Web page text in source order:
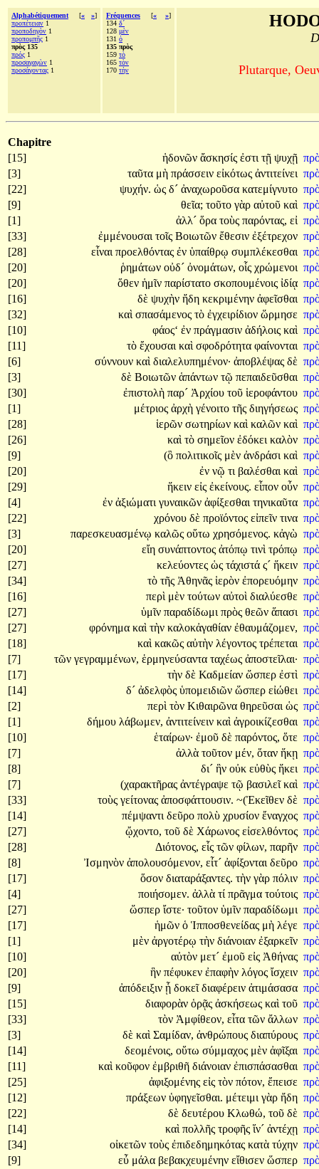
Alphabétiquement [« »]
προπέτειαν 1
προποδηγὸν 1
προπομπῆς 1
πρὸς 135
πρός 1
προσαγαγὼν 1
προσάγοντας 1
Fréquences [« »]
134 δ´
128 μὲν
131 ὁ
135 πρὸς
159 τὸ
165 τὸν
170 τὴν Plutarque,
Chapitre
[15]
ἡδονῶν ἄσκησίς ἐστι τῇ ψυχῇ
[3]
ταῦτα μὴ πράσσειν εἰκότως ἀντιτείνει
[22]
ψυχήν. ὡς δ´ ἀναχωροῦσα κατεμίγνυτο
[9]
θεῖα; τοῦτο γὰρ αὐτοῦ καὶ
[1]
ἀλλ´ ὅρα τοὺς παρόντας, εἰ
[33]
ἐμμένουσαι τοῖς Βοιωτῶν ἔθεσιν ἐξέτρεχον
[28]
εἶναι προελθόντας ἐν ὑπαίθρῳ συμπλέκεσθαι
[20]
ῥημάτων οὐδ´ ὀνομάτων, οἷς χρώμενοι
[20]
ὅθεν ἡμῖν παρίστατο σκοπουμένοις ἰδίᾳ
[16]
δὲ ψυχὴν ἤδη κεκριμένην ἀφεῖσθαι
[32]
καὶ σπασάμενος τὸ ἐγχειρίδιον ὥρμησε
[10]
φάος‘ ἐν πράγμασιν ἀδήλοις καὶ
[11]
τὸ ἔχουσαι καὶ σφοδρότητα φαίνονται
[6]
σύννουν καὶ διαλελυπημένον· ἀποβλέψας δὲ
[3]
δὲ Βοιωτῶν ἁπάντων τῷ πεπαιδεῦσθαι
[30]
ἐπιστολὴ παρ´ Ἀρχίου τοῦ ἱεροφάντου
[1]
μέτριος ἀρχὴ γένοιτο τῆς διηγήσεως
[28]
ἱερῶν σωτηρίων καὶ καλῶν καὶ
[26]
καὶ τὸ σημεῖον ἐδόκει καλὸν
[9]
(ὃ πολιτικοῖς μὲν ἀνδράσι καὶ
[20]
ἐν νῷ τι βαλέσθαι καὶ
[29]
ἥκειν εἰς ἐκείνους. εἶπον οὖν
[4]
ἐν ἀξιώματι γυναικῶν ἀφίξεσθαι τηνικαῦτα
[22]
χρόνου δὲ προϊόντος εἰπεῖν τινα
[3]
παρεσκευασμένῳ καλῶς οὕτω χρησόμενος. κἀγὼ
[20]
εἴη συνάπτοντος ἀτόπῳ τινὶ τρόπῳ
[27]
κελεύοντες ὡς τάχιστά ς´ ἥκειν
[34]
τὸ τῆς Ἀθηνᾶς ἱερὸν ἐπορευόμην
[16]
περὶ μὲν τούτων αὐτοὶ διαλύεσθε
[27]
ὑμῖν παραδίδωμι πρὸς θεῶν ἅπασι
[27]
φρόνημα καὶ τὴν καλοκἀγαθίαν ἐθαυμάζομεν,
[18]
καὶ κακῶς αὐτὴν λέγοντος τρέπεται
[7]
τῶν γεγραμμένων, ἑρμηνεύσαντα ταχέως ἀποστεῖλαι·
[17]
τὴν δὲ Καδμείαν ὥσπερ ἐστὶ
[14]
δ´ ἀδελφὸς ὑπομειδιῶν ὥσπερ εἰώθει
[2]
περὶ τὸν Κιθαιρῶνα θηρεῦσαι ὡς
[1]
δήμου λάβωμεν, ἀντιτείνειν καὶ ἀγροικίζεσθαι
[10]
ἑταίρων· ἐμοῦ δὲ παρόντος, ὅτε
[7]
ἀλλὰ τοῦτον μέν, ὅταν ἥκῃ
[8]
δι´ ἣν οὐκ εὐθὺς ἥκει
[7]
(χαρακτῆρας ἀντέγραψε τῷ βασιλεῖκαὶ
[33]
τοὺς γείτονας ἀποσφάττουσιν. ~(Ἐκεῖθεν δὲ
[14]
πέμψαντι δεῦρο πολὺ χρυσίον ἔναγχος
[27]
ᾤχοντο, τοῦ δὲ Χάρωνος εἰσελθόντος
[28]
Διότονος, εἷς τῶν φίλων, παρῆν
[8]
Ἰσμηνὸν ἀπολουσόμενον, εἶτ´ ἀφίξονται δεῦρο
[17]
ὅσον διαταράξαντες. τὴν γὰρ πόλιν
[4]
ποιήσομεν. ἀλλὰ τί πρᾶγμα τούτοις
[27]
ὥσπερ ἴστε· τοῦτον ὑμῖν παραδίδωμι
[17]
ἡμῶν ὁ Ἱπποσθενείδας μὴ λέγε
[1]
μὲν ἀργοτέρῳ τὴν διάνοιαν ἐξαρκεῖν
[10]
αὐτὸν μετ´ ἐμοῦ εἰς Ἀθήνας
[20]
ἣν πέφυκεν ἐπαφὴν λόγος ἴσχειν
[9]
ἀπόδειξιν ᾗ δοκεῖδιαφέρειν ἀτιμάσασα
[15]
διαφορὰν ὁρᾷς ἀσκήσεως καὶ τοῦ
[33]
τὸν Ἀμφίθεον, εἶτα τῶν ἄλλων
[3]
δὲ καὶ Σαμίδαν, ἀνθρώπους διαπύρους
[14]
δεομένοις, οὕτω σύμμαχος μὲν ἀφῖξαι
[11]
καὶ κοῦφον ἐμβριθῆ διάνοιαν ἐπισπάσασθαι
[25]
ἀφιξομένης εἰς τὸν πότον, ἔπεισε
[12]
πράξεων ὑφηγεῖσθαι. μέτειμι γὰρ ἤδη
[22]
δὲ δευτέρου Κλωθώ, τοῦ δὲ
[14]
καὶ πολλῆς τροφῆς ἵν´ ἀντέχῃ
[34]
οἰκετῶν τοὺς ἐπιδεδημηκότας κατὰ τύχην
[9]
εὖ μάλα βεβακχευμένην εἴθισεν ὥσπερ